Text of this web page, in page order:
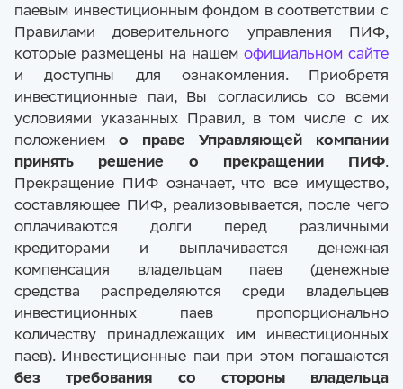
паевым инвестиционным фондом в соответствии с
Правилами доверительного управления ПИФ,
которые размещены на нашем официальном сайте
и доступны для ознакомления. Приобретя
инвестиционные паи, Вы согласились со всеми
условиями указанных Правил, в том числе с их
положением о праве Управляющей компании
принять решение о прекращении ПИФ.
Прекращение ПИФ означает, что все имущество,
составляющее ПИФ, реализовывается, после чего
оплачиваются долги перед различными
кредиторами и выплачивается денежная
компенсация владельцам паев (денежные
средства распределяются среди владельцев
инвестиционных паев пропорционально
количеству принадлежащих им инвестиционных
паев). Инвестиционные паи при этом погашаются
без требования со стороны владельца